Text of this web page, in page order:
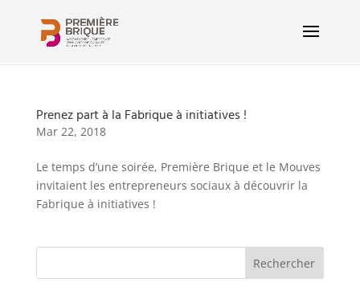
Prenez part à la Fabrique à initiatives !
Mar 22, 2018
Le temps d’une soirée, Première Brique et le Mouves
invitaient les entrepreneurs sociaux à découvrir la
Fabrique à initiatives !